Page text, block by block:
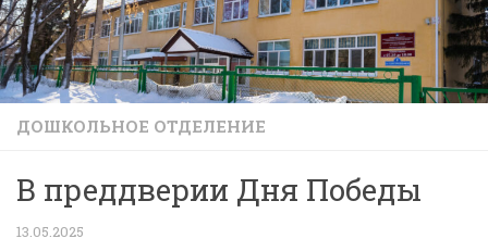
ДОШКОЛЬНОЕ ОТДЕЛЕНИЕ
В преддверии Дня Победы
13.05.2025